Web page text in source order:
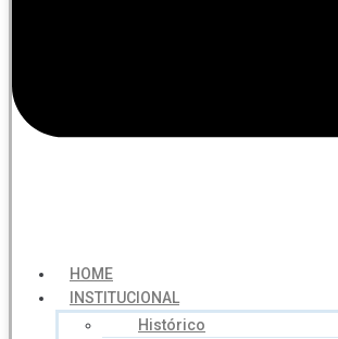
HOME
INSTITUCIONAL
Histórico